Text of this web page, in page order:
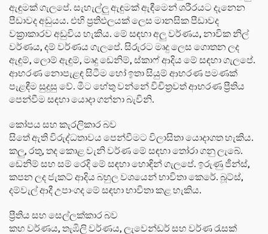
ඇඳුමක් ගැලපේ. සැහැල්ලු ඇඳුමක් ඇඳීමෙන් ශරීරයට දැනෙන
පීඩාවද අඩුයය. එහි ප්‍රතිඵලයක් ලෙස මානසික පීඩාවද
වක්‍රාකාරව අඩුවිය හැකිය. මේ සඳහා අලු වර්ණය, නාවික නිල්
වර්ණය, දම් වර්ණය ගැලපේ. සිරුරට මෘදු ලෙස ගොතන ලද
ඇඳුම්, ලොම් ඇඳුම්, මෘදු ඩෙනිම්, ස්කාෆ් ආදිය මේ සඳහා ගැලපේ.
ආභරණ නොපැළඳ සිටීම හෝ ඉතා සියුම් ආභරණ පමණක්
පැළඳීම සුදුසු වේ. මීට හේතු වන්නේ විචිත්‍රවත් ආභරණ ප්‍රීතිය
පෙන්වීම සඳහා යොදා ගන්නා බැවිනි.
කෝපය සහ කැරලිකාර බව
සිතේ ඇති විරුද්ධතාවය පෙන්වීමට විලාසිතා යොදාගත හැකිය.
කලු, රතු, තද කොළ වැනි වර්ණ මේ සඳහා තෝරා ගනු ලැබේ.
ඩෙනිම් සහ සම් රෙදි මේ සඳහා හොඳින් ගැලපේ. ඉරුණු ජීන්ස්,
කපන ලද ජැකට් ආදිය බහුල වශයෙන් භාවිතා කෙරේ. බූට්ස්,
දම්වැල් ආදී උපාංගද මේ සඳහා භාවිතා කළ හැකිය.
ප්‍රීතිය සහ සෙල්ලක්කාර බව
කහ වර්ණය, තැඹිලි වර්ණය, ලැවෙන්ඩර් සහ වර්ණ රැසක්